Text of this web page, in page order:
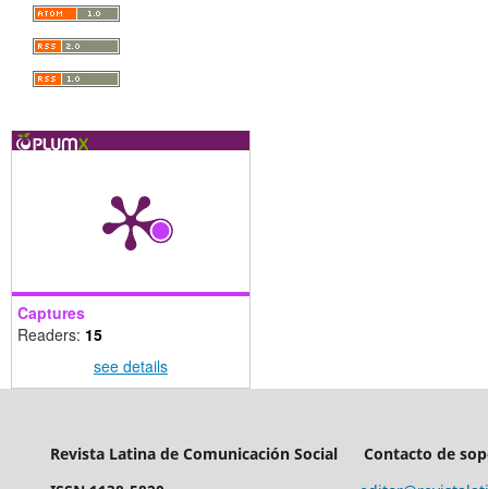
Captures
Readers: 15
see details
Revista Latina de Comunicación Social
Contacto de